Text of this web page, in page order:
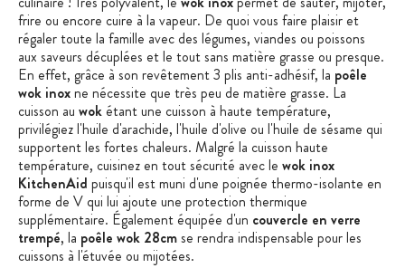
frire ou encore cuire à la vapeur. De quoi vous faire plaisir et
régaler toute la famille avec des légumes, viandes ou poissons
aux saveurs décuplées et le tout sans matière grasse ou presque.
En effet, grâce à son revêtement 3 plis anti-adhésif, la poêle
wok inoxne nécessite que très peu de matière grasse. La
cuisson au wok étant une cuisson à haute température,
privilégiez l'huile d'arachide, l'huile d'olive ou l'huile de sésame qui
supportent les fortes chaleurs. Malgré la cuisson haute
température, cuisinez en tout sécurité avec le wok inox
KitchenAid puisqu'il est muni d'une poignée thermo-isolante en
forme de V qui lui ajoute une protection thermique
supplémentaire. Également équipée d'un couvercle en verre
trempé, la poêle wok 28cmse rendra indispensable pour les
cuissons à l'étuvée ou mijotées.